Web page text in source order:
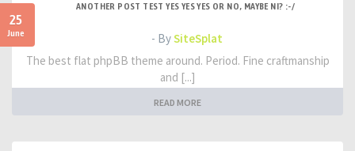
25
June
ANOTHER POST TEST YES YES YES OR NO, MAYBE NI? :-/
- BySiteSplat
The best flat phpBB theme around. Period. Fine craftmanship
and [...]
READ MORE